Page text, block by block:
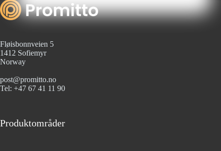
Fløisbonnveien 5
1412 Sofiemyr
Norway
post@promitto.no
Tel: +47 67 41 11 90
Produktområder